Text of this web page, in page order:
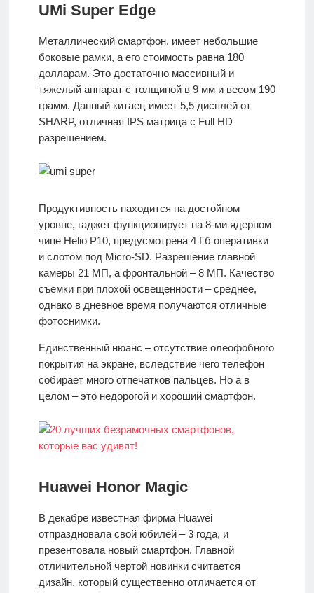
UMi Super Edge
Металлический смартфон, имеет небольшие
боковые рамки, а его стоимость равна 180
долларам. Это достаточно массивный и
тяжелый аппарат с толщиной в 9 мм и весом 190
грамм. Данный китаец имеет 5,5 дисплей от
SHARP, отличная IPS матрица с Full HD
разрешением.
Продуктивность находится на достойном
уровне, гаджет функционирует на 8-ми ядерном
чипе Helio P10, предусмотрена 4 Гб оперативки
и слотом под Micro-SD. Разрешение главной
камеры 21 МП, а фронтальной – 8 МП. Качество
съемки при плохой освещенности – среднее,
однако в дневное время получаются отличные
фотоснимки.
Единственный нюанс – отсутствие олеофобного
покрытия на экране, вследствие чего телефон
собирает много отпечатков пальцев. Но а в
целом – это недорогой и хороший смартфон.
Huawei Honor Magic
В декабре известная фирма Huawei
отпраздновала свой юбилей – 3 года, и
презентовала новый смартфон. Главной
отличительной чертой новинки считается
дизайн, который существенно отличается от